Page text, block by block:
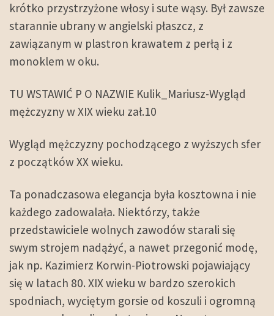
krótko przystrzyżone włosy i sute wąsy. Był zawsze
starannie ubrany w angielski płaszcz, z
zawiązanym w plastron krawatem z perłą i z
monoklem w oku.
TU WSTAWIĆ P O NAZWIE Kulik_Mariusz-Wygląd
mężczyzny w XIX wieku zał.10
Wygląd mężczyzny pochodzącego z wyższych sfer
z początków XX wieku.
Ta ponadczasowa elegancja była kosztowna i nie
każdego zadowalała. Niektórzy, także
przedstawiciele wolnych zawodów starali się
swym strojem nadążyć, a nawet przegonić modę,
jak np. Kazimierz Korwin-Piotrowski pojawiający
się w latach 80. XIX wieku w bardzo szerokich
spodniach, wyciętym gorsie od koszuli i ogromną